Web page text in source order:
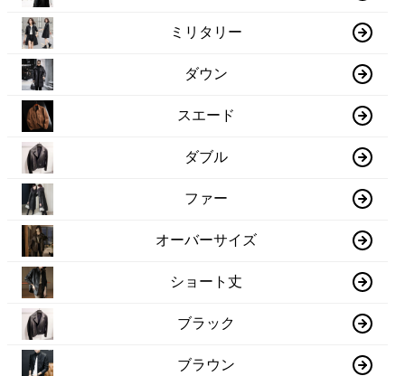
ミリタリー
ダウン
スエード
ダブル
ファー
オーバーサイズ
ショート丈
ブラック
ブラウン